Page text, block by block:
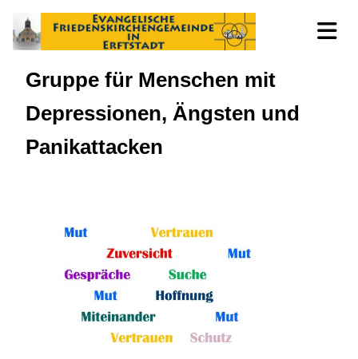
Gruppe für Menschen mit
Depressionen, Ängsten und
Panikattacken